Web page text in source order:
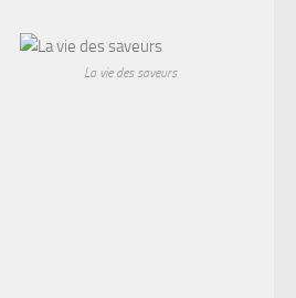
La vie des saveurs